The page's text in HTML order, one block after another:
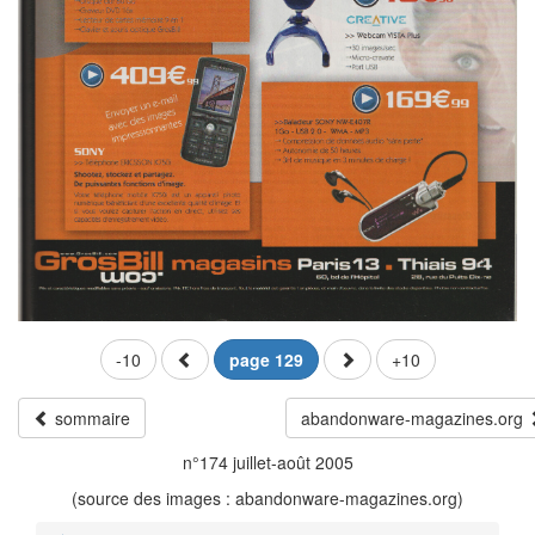
-10 page 129 +10
sommaire
abandonware-magazines.org
n°174 juillet-août 2005
(source des images : abandonware-magazines.org)